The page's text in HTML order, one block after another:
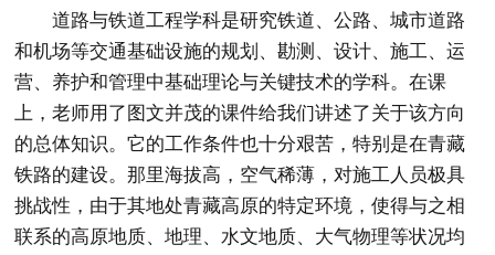
道路与铁道工程学科是研究铁道、公路、城市道路
和机场等交通基础设施的规划、勘测、设计、施工、运
营、养护和管理中基础理论与关键技术的学科。在课
上，老师用了图文并茂的课件给我们讲述了关于该方向
的总体知识。它的工作条件也十分艰苦，特别是在青藏
铁路的建设。那里海拔高，空气稀薄，对施工人员极具
挑战性，由于其地处青藏高原的特定环境，使得与之相
联系的高原地质、地理、水文地质、大气物理等状况均